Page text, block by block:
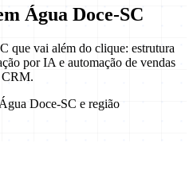
Água Doce-SC
que vai além do clique: estrutura
por IA e automação de vendas
CRM.
Doce-SC e região